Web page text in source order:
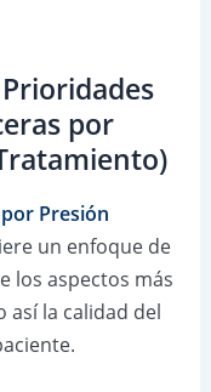
por
Presión
un enfoque de
los aspectos más
así la calidad del